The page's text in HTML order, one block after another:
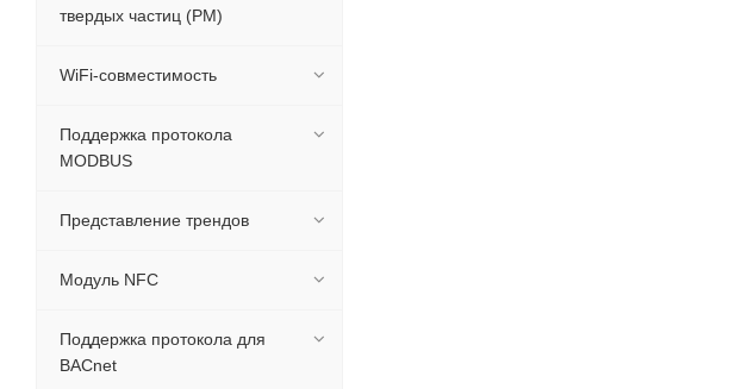
твердых частиц (PM)
WiFi-совместимость
Поддержка протокола
MODBUS
Представление трендов
Модуль NFC
Поддержка протокола для
BACnet